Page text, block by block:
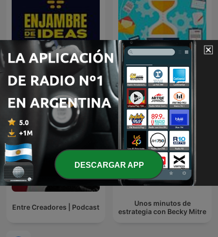
Enjambre de Ideas
Cómo emprender un
negocio?
Entre Creadores | Podcast
Unos minutos de
estrategia con Becky Mitre
DESCARGAR APP